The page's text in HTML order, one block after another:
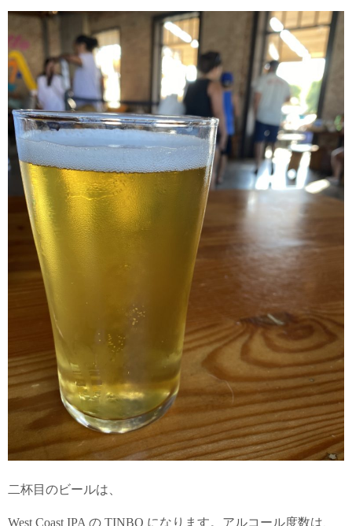
二杯目のビールは、
West Coast IPA の TINBO になります。アルコール度数は、